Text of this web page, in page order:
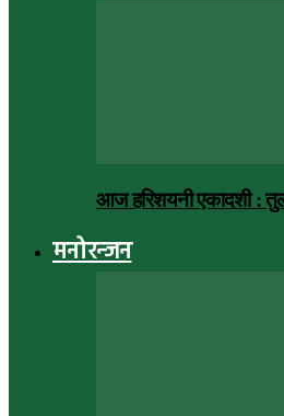
आज हरिशयनी एकादशी :
मनोरन्जन